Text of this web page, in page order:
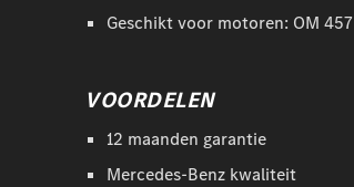
Geschikt voor motoren: OM 457
VOORDELEN
12 maanden garantie
Mercedes-Benz kwaliteit